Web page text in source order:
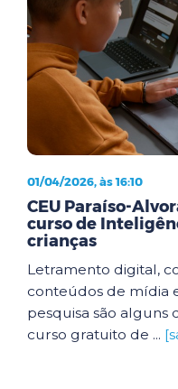
01/04/2026, às 16:10
CEU Paraíso-
curso de
crianças
Letramento digital,
conteúdos de mídia
pesquisa são alguns
curso gratuito de ...